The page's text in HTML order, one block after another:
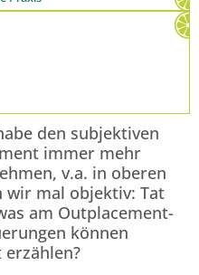
den subjektiven
immer mehr
v.a. in oberen
wir mal objektiv: Tat
am Outplacement-
können